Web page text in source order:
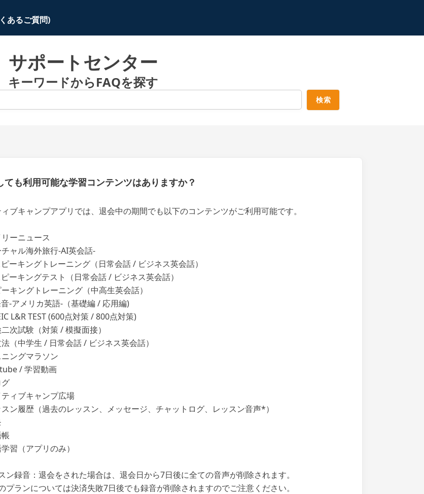
あるご質問)
サポートセンター
キーワードからFAQを探す
ても利用可能な学習コンテンツはありますか？
ブキャンプアプリでは、退会中の期間でも以下のコンテンツがご利用可能です。
リーニュース
チャル海外旅行-AI英会話-
ピーキングトレーニング（日常会話 / ビジネス英会話）
ピーキングテスト（日常会話 / ビジネス英会話）
ーキングトレーニング（中高生英会話）
音-アメリカ英語-（基礎編 / 応用編)
L&R TEST (600点対策 / 800点対策)
二次試験（対策 / 模擬面接）
法（中学生 / 日常会話 / ビジネス英会話）
ニングマラソン
/ 学習動画
グ
ティブキャンプ広場
スン履歴（過去のレッスン、メッセージ、チャットログ、レッスン音声*）
帳
学習（アプリのみ）
ン録音：退会をされた場合は、退会日から7日後に全ての音声が削除されます。
プランについては決済失敗7日後でも録音が削除されますのでご注意ください。